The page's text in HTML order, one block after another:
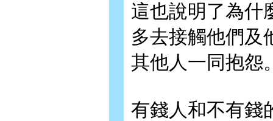
這也說明了為什
多去接觸他們及
其他人一同抱怨
有錢人和不有錢